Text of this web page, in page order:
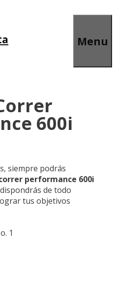
Menu
600i
siempre podrás
performance 600i
de todo
tus objetivos
1